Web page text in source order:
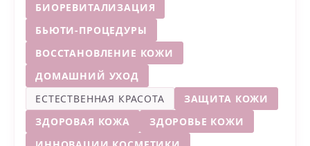
БИОРЕВИТАЛИЗАЦИЯ
БЬЮТИ-ПРОЦЕДУРЫ
ВОССТАНОВЛЕНИЕ КОЖИ
ДОМАШНИЙ УХОД
ЕСТЕСТВЕННАЯ КРАСОТА
ЗАЩИТА КОЖИ
ЗДОРОВАЯ КОЖА
ЗДОРОВЬЕ КОЖИ